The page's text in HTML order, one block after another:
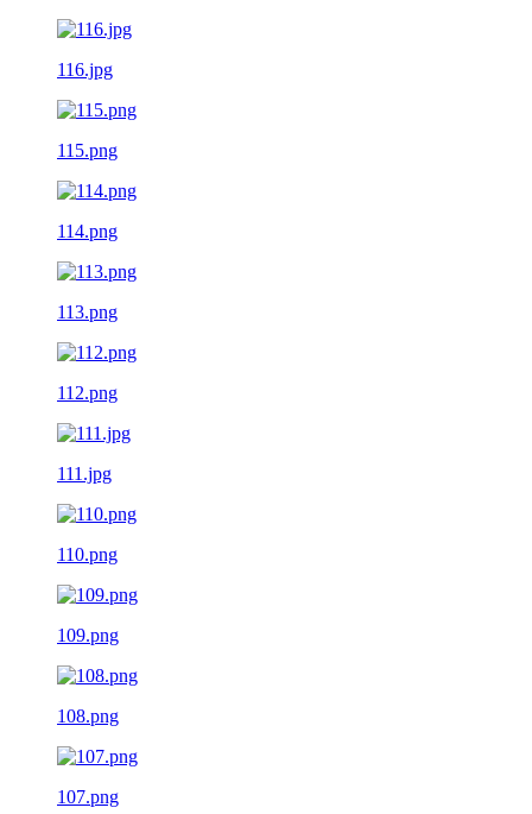
116.jpg
115.png
114.png
113.png
112.png
111.jpg
110.png
109.png
108.png
107.png